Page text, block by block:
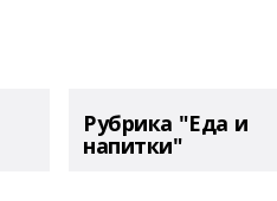
Рубрика "Еда и
напитки"